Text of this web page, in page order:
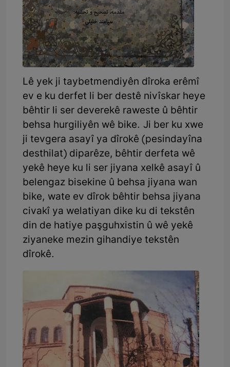
Lê yek ji taybetmendiyên dîroka erêmî
ev e ku derfet li ber destê nivîskar heye
bêhtir li ser deverekê raweste û bêhtir
behsa hurgiliyên wê bike. Ji ber ku xwe
ji tevgera asayî ya dîrokê (pesindayîna
desthilat) diparêze, bêhtir derfeta wê
yekê heye ku li ser jiyana xelkê asayî û
belengaz bisekine û behsa jiyana wan
bike, wate ev dîrok bêhtir behsa jiyana
civakî ya welatiyan dike ku di tekstên
din de hatiye paşguhxistin û wê yekê
ziyaneke mezin gihandiye tekstên
dîrokê.